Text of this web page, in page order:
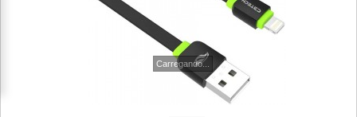
Carregando...